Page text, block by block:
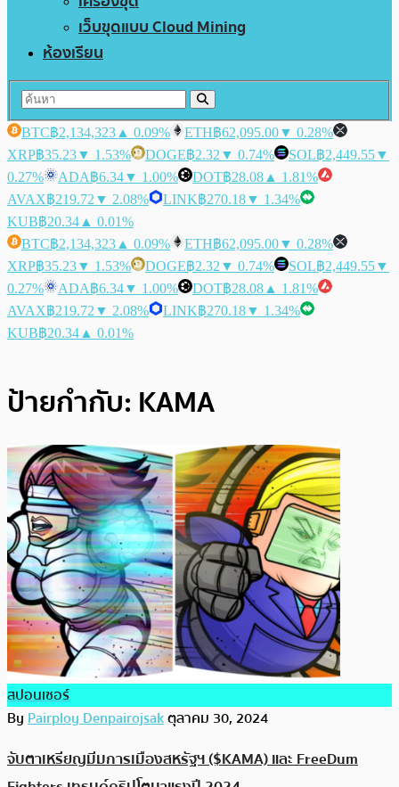
เว็บขุดแบบ Cloud Mining
ห้องเรียน
BTC฿2,134,323 ▲ 0.09% ETH฿62,095.00▼ 0.28%
XRP฿35.23▼ 1.53% DOGE฿2.32 ▼ 0.74% SOL฿2,449.55▼
0.27%
ADA฿6.34▼ 1.00% DOT฿28.08 ▲ 1.81%
AVAX฿219.72 ▼ 2.08% LINK฿270.18▼ 1.34%
KUB฿20.34 ▲ 0.01%
BTC฿2,134,323 ▲ 0.09% ETH฿62,095.00▼ 0.28%
XRP฿35.23▼ 1.53% DOGE฿2.32 ▼ 0.74% SOL฿2,449.55▼
0.27%
ADA฿6.34▼ 1.00% DOT฿28.08 ▲ 1.81%
AVAX฿219.72 ▼ 2.08% LINK฿270.18▼ 1.34%
KUB฿20.34 ▲ 0.01%
ป้ายกำกับ: KAMA
สปอนเซอร์
ByPairploy Denpairojsakตุลาคม 30, 2024
จับตาเหรียญมีมการเมืองสหรัฐฯ ($KAMA) และ FreeDum